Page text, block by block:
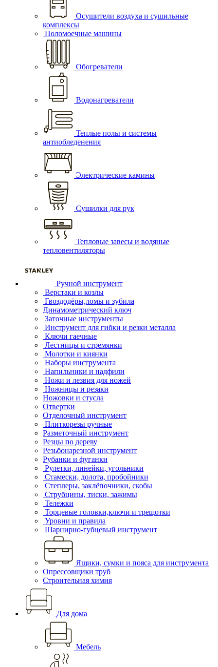
Осушители воздуха и сушильные
комплексы
Поломоечные машины
Обогреватели
Водонагреватели
Теплые полы и системы
антиобледенения
Электрические камины
Сушилки для рук
Тепловые завесы и водяные
тепловентиляторы
Ручной инструмент
Верстаки и козлы
Гвоздодёры,ломы и зубила
Динамометрический ключ
Заточные инструменты
Инструмент для гибки и резки металла
Ключи гаечные
Лестницы и стремянки
Молотки и киянки
Наборы инструмента
Напильники и надфили
Ножи и лезвия для ножей
Ножницы и резаки
Ножовки и стусла
Отвертки
Отделочный инструмент
Плиткорезы ручные
Разметочный инструмент
Резцы по дереву
Резьбонарезной инструмент
Рубанки и фуганки
Рулетки, линейки, угольники
Стамески, долота, пробойники
Степлеры, заклёпочники, скобы
Струбцины, тиски, зажимы
Тележки
Торцевые головки,ключи и трещотки
Уровни и правила
Шарнирно-губцевый инструмент
Ящики, сумки и пояса для инструмента
Опрессовщики труб
Строительная химия
Для дома
Мебель